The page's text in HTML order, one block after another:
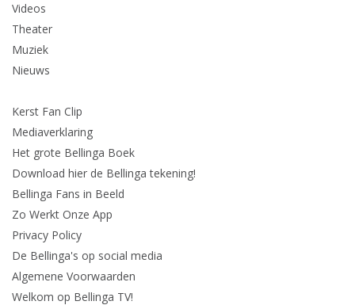
Videos
Theater
Muziek
Nieuws
Kerst Fan Clip
Mediaverklaring
Het grote Bellinga Boek
Download hier de Bellinga tekening!
Bellinga Fans in Beeld
Zo Werkt Onze App
Privacy Policy
De Bellinga's op social media
Algemene Voorwaarden
Welkom op Bellinga TV!